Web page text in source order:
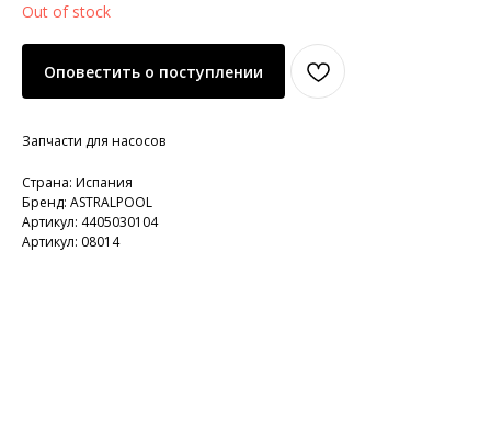
Out of stock
Оповестить о поступлении
Запчасти для насосов
Страна: Испания
Бренд: ASTRALPOOL
Артикул: 4405030104
Артикул: 08014